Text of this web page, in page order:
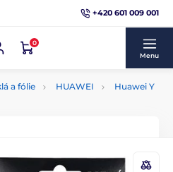
+420 601 009 001
0
Menu
a fólie HUAWEI
Huawei Y